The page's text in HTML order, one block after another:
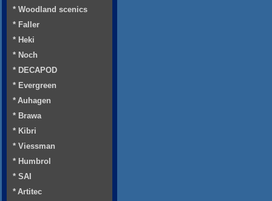
* Woodland scenics
* Faller
* Heki
* Noch
* DECAPOD
* Evergreen
* Auhagen
* Brawa
* Kibri
* Viessman
* Humbrol
* SAI
* Artitec